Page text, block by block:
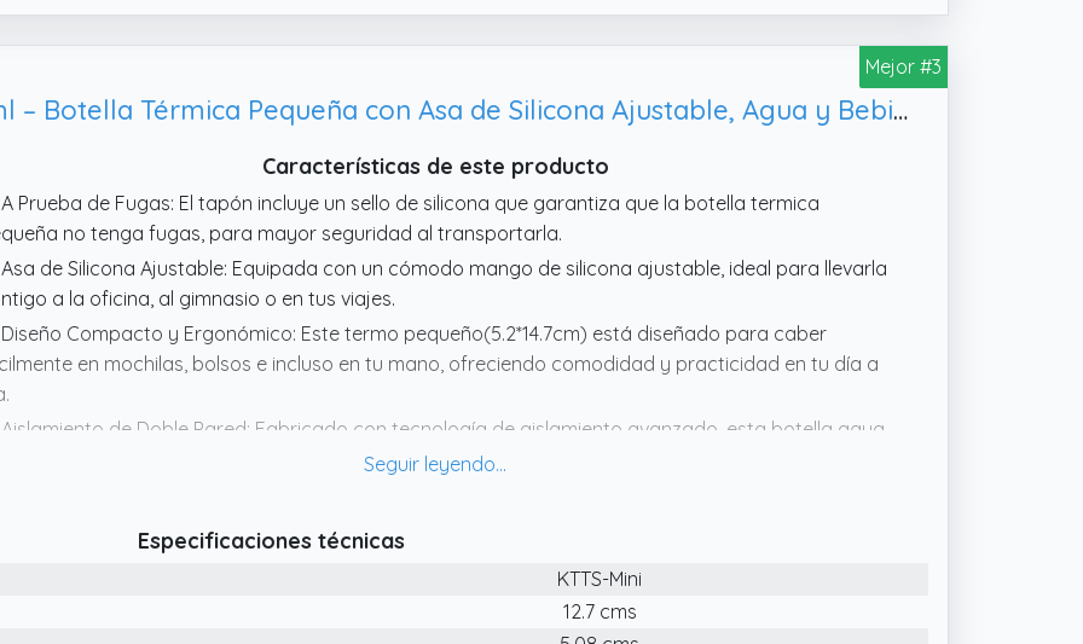
Mejor #3
Exllena Termo Pequeño 200ml – Botella Térmica Pequeña con Asa de Silicona Ajustable, Agua y Bebidas Frías(Azul Marino)
Características de este producto
Prueba de Fugas: El tapón incluye un sello de silicona que garantiza que la botella termica
no tenga fugas, para mayor seguridad al transportarla.
de Silicona Ajustable: Equipada con un cómodo mango de silicona ajustable, ideal para llevarla
a la oficina, al gimnasio o en tus viajes.
Compacto y Ergonómico: Este termo pequeño(5.2*14.7cm) está diseñado para caber
en mochilas, bolsos e incluso en tu mano, ofreciendo comodidad y practicidad en tu día a
de Doble Pared: Fabricado con tecnología de aislamiento avanzado, esta botella agua
inoxidable pequeña mantiene tus bebidas frías durante 68 horas.
Especificaciones técnicas
KTTS-Mini
12.7 cms